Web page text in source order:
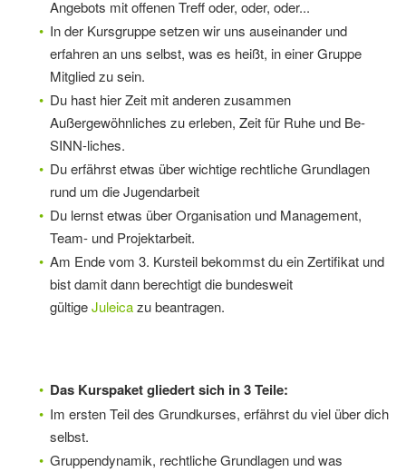
Angebots mit offenen Treff oder, oder, oder...
In der Kursgruppe setzen wir uns auseinander und
erfahren an uns selbst, was es heißt, in einer Gruppe
Mitglied zu sein.
Du hast hier Zeit mit anderen zusammen
Außergewöhnliches zu erleben, Zeit für Ruhe und Be-
SINN-liches.
Du erfährst etwas über wichtige rechtliche Grundlagen
rund um die Jugendarbeit
Du lernst etwas über Organisation und Management,
Team- und Projektarbeit.
Am Ende vom 3. Kursteil bekommst du ein Zertifikat und
bist damit dann berechtigt die bundesweit
gültigeJuleicazu beantragen.
Das Kurspaket gliedert sich in 3 Teile:
Im ersten Teil des Grundkurses, erfährst du viel über dich
selbst.
Gruppendynamik, rechtliche Grundlagen und was